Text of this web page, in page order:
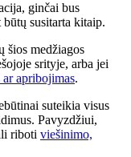
ginčai bus
būtų susitarta kitaip.
šios medžiagos
srityje, arba jei
apribojimas.
suteikia visus
Pavyzdžiui,
riboti viešinimo,